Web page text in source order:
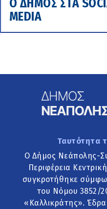
Ο ΔΗΜΟΣ ΣΤΑ
MEDIA
Ταυτότητα
Ο Δήμος Νεάπολης-
Περιφέρεια
συγκροτήθηκε
του Νόμου 3852/
«Καλλικράτης». Έδρα